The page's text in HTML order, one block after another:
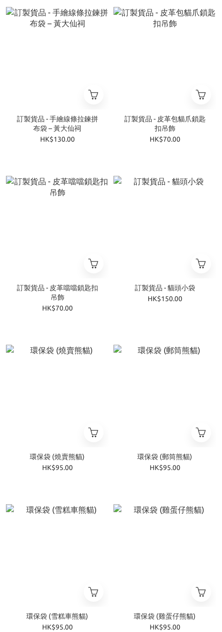
訂製貨品 - 手繪線條拉鍊拼
布袋 – 黃大仙祠
HK$130.00
訂製貨品 - 皮革包貓爪鎖匙
扣吊飾
HK$70.00
訂製貨品 - 皮革噹噹鎖匙扣
吊飾
HK$70.00
訂製貨品 - 貓頭小袋
HK$150.00
環保袋 (燒賣熊貓)
HK$95.00
環保袋 (郵筒熊貓)
HK$95.00
環保袋 (雪糕車熊貓)
HK$95.00
環保袋 (雞蛋仔熊貓)
HK$95.00